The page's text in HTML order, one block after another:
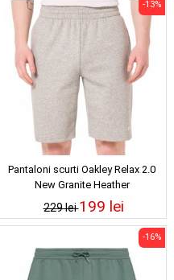
Pantaloni scurti Oakley Relax 2.0
New Granite Heather
229 lei
-13%
199 lei
-16%